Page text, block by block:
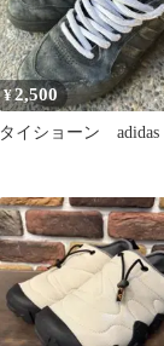
¥2,500
タイショーン adidas